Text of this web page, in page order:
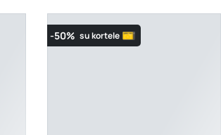
-50% su kortele